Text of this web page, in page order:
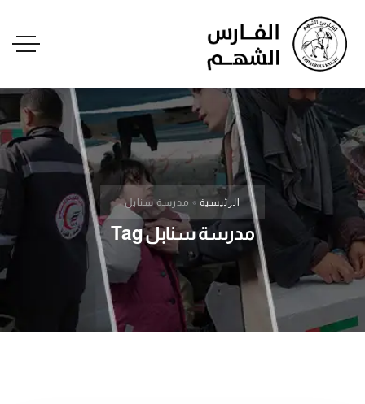
الرئيسية » مدرسة سنابل
مدرسة سنابل Tag